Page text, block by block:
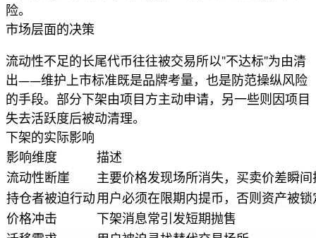
险。
市场层面的决策
流动性不足的长尾代币往往被交易所以"不达标"为由清
出——维护上市标准既是品牌考量，也是防范操纵风险
的手段。部分下架由项目方主动申请，另一些则因项目
失去活跃度后被动清理。
下架的实际影响
影响维度
描述
流动性断崖
主要价格发现场所消失，买卖价差瞬间
持仓者被迫行动用户必须在限期内提币，否则资产被锁
价格冲击
下架消息常引发短期抛售